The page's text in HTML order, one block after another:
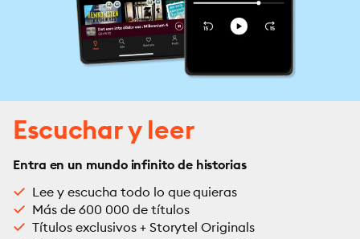
Escuchar y leer
Entra en un mundo infinito de historias
Lee y escucha todo lo que quieras
Más de 600 000 de títulos
Títulos exclusivos + Storytel Originals